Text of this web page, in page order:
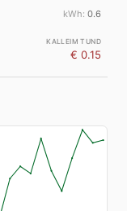
0.6
€ 0.15